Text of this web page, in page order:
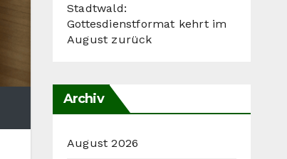
Stadtwald:
Gottesdienstformat kehrt im
August zurück
Archiv
August 2026